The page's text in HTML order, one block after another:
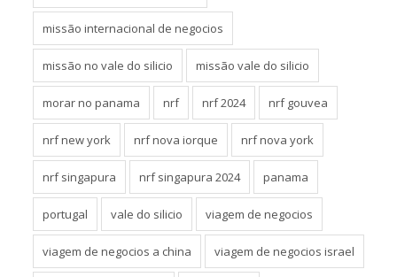
missão internacional de negocios
missão no vale do silicio missão vale do silicio
morar no panama nrf nrf 2024 nrf gouvea
nrf new york nrf nova iorque nrf nova york
nrf singapura nrf singapura 2024 panama
portugal vale do silicio viagem de negocios
viagem de negocios a china viagem de negocios israel